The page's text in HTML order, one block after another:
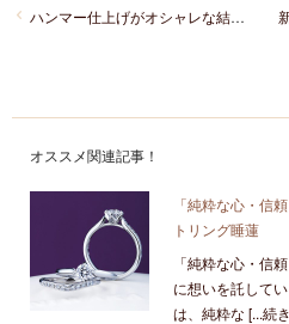
ハンマー仕上げがオシャレな結婚指輪をご紹介！
オススメ関連記事！
「純粋な心・信
トリング睡蓮
「純粋な心・信
に想いを託して
は、純粋な [...続